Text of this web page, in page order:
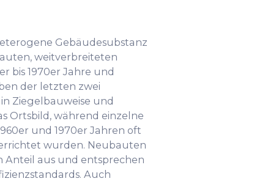
Gebäudesubstanz
weitverbreiteten
bis 1970er Jahre und
der letzten zwei
Ziegelbauweise und
Ortsbild, während einzelne
und 1970er Jahren oft
wurden. Neubauten
aus und entsprechen
Auch